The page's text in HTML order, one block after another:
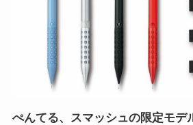
ぺんてる、スマッシュの限定モデ